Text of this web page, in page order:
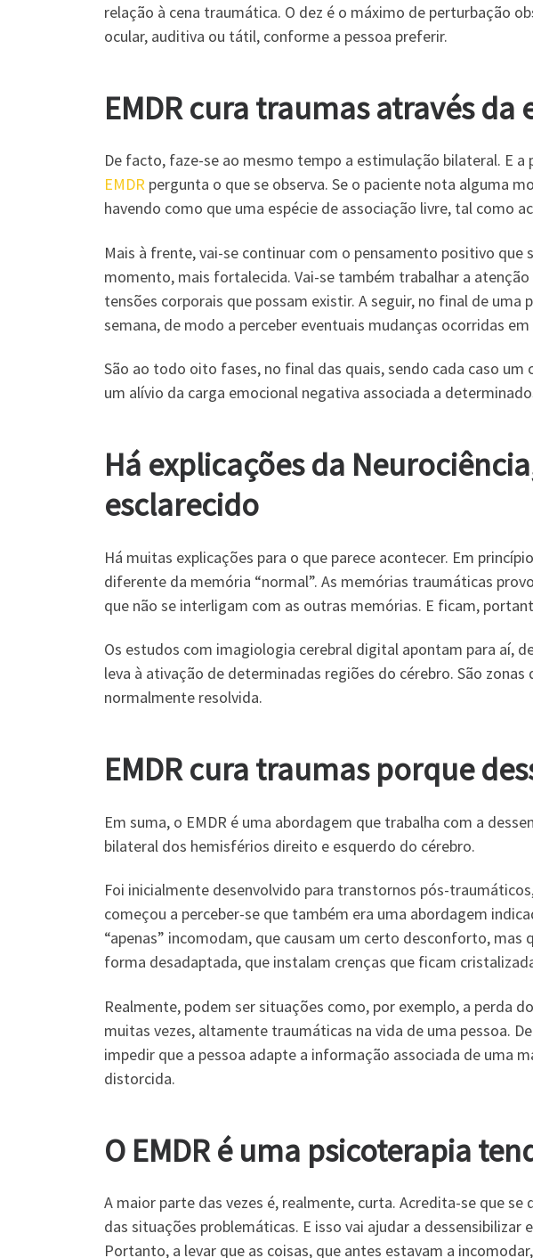
relação à cena traumática. O dez é o máximo de perturbação
ocular, auditiva ou tátil, conforme a pessoa preferir.
EMDR cura traumas através da
De facto, faze-se ao mesmo tempo a estimulação bilateral. E
EMDR pergunta o que se observa. Se o paciente nota alguma
havendo como que uma espécie de associação livre, tal como
Mais à frente, vai-se continuar com o pensamento positivo que
momento, mais fortalecida. Vai-se também trabalhar a
tensões corporais que possam existir. A seguir, no final de
semana, de modo a perceber eventuais mudanças ocorridas em
São ao todo oito fases, no final das quais, sendo cada caso
um alívio da carga emocional negativa associada a
Há explicações da
esclarecido
Há muitas explicações para o que parece acontecer. Em
diferente da memória “normal”. As memórias traumáticas
que não se interligam com as outras memórias. E ficam,
Os estudos com imagiologia cerebral digital apontam para aí,
leva à ativação de determinadas regiões do cérebro. São
normalmente resolvida.
EMDR cura traumas porque
Em suma, o EMDR é uma abordagem que trabalha com a
bilateral dos hemisférios direito e esquerdo do cérebro.
Foi inicialmente desenvolvido para transtornos pós-
começou a perceber-se que também era uma abordagem
“apenas” incomodam, que causam um certo desconforto, mas
forma desadaptada, que instalam crenças que ficam
Realmente, podem ser situações como, por exemplo, a perda
muitas vezes, altamente traumáticas na vida de uma pessoa.
impedir que a pessoa adapte a informação associada de uma
distorcida.
O EMDR é uma psicoterapia
A maior parte das vezes é, realmente, curta. Acredita-se que
das situações problemáticas. E isso vai ajudar a
Portanto, a levar que as coisas, que antes estavam a